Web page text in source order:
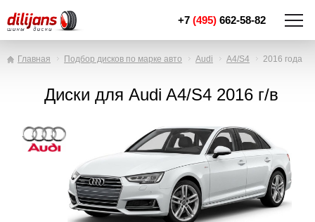
+7 (495) 662-58-82
Главная Подбор дисков по марке авто Audi A4/S4 2016 года
Диски для Audi A4/S4 2016 г/в